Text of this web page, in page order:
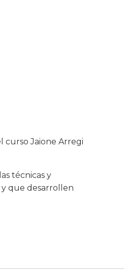
curso Jaione Arregi
técnicas y
que desarrollen